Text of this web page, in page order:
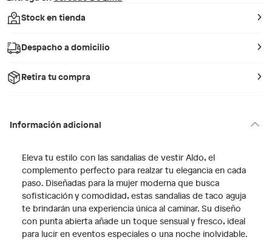
Stock en tienda
Despacho a domicilio
Retira tu compra
Información adicional
Eleva tu estilo con las sandalias de vestir Aldo, el
complemento perfecto para realzar tu elegancia en cada
paso. Diseñadas para la mujer moderna que busca
sofisticación y comodidad, estas sandalias de taco aguja
te brindarán una experiencia única al caminar. Su diseño
con punta abierta añade un toque sensual y fresco, ideal
para lucir en eventos especiales o una noche inolvidable.